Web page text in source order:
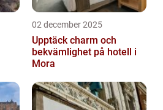
02 december 2025
Upptäck charm och
bekvämlighet på hotell i
Mora